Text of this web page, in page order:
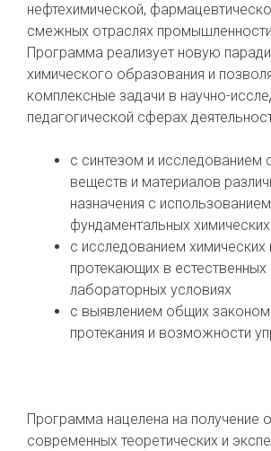
нефтехимической,
смежных отраслях
Программа реализует новую
химического образования и
комплексные задачи в научно-
педагогической сферах
с синтезом и исследованием
веществ и материалов
назначения с использованием
фундаментальных химических
с исследованием химических
протекающих в естественных
лабораторных условиях
с выявлением общих
протекания и возможности
Программа нацелена на получение
современных теоретических и